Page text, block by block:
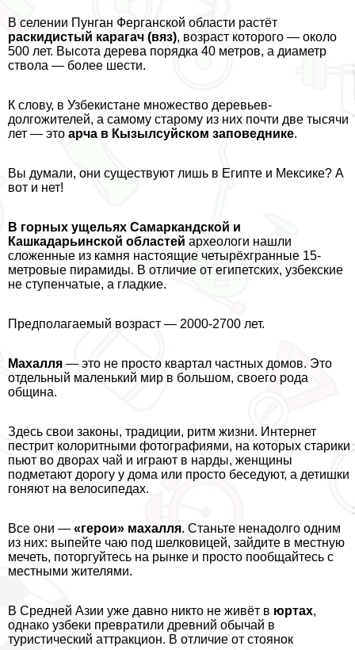
В селении Пунган Ферганской области растёт
раскидистый карагач (вяз), возраст которого — около
500 лет. Высота дерева порядка 40 метров, а диаметр
ствола — более шести.
К слову, в Узбекистане множество деревьев-
долгожителей, а самому старому из них почти две тысячи
лет — это арча в Кызылсуйском заповеднике.
Вы думали, они существуют лишь в Египте и Мексике? А
вот и нет!
В горных ущельях Самаркандской и
Кашкадарьинской областей археологи нашли
сложенные из камня настоящие четырёхгранные 15-
метровые пирамиды. В отличие от египетских, узбекские
не ступенчатые, а гладкие.
Предполагаемый возраст — 2000-2700 лет.
Махалля — это не просто квартал частных домов. Это
отдельный маленький мир в большом, своего рода
община.
Здесь свои законы, традиции, ритм жизни. Интернет
пестрит колоритными фотографиями, на которых старики
пьют во дворах чай и играют в нарды, женщины
подметают дорогу у дома или просто беседуют, а детишки
гоняют на велосипедах.
Все они — «герои» махалля. Станьте ненадолго одним
из них: выпейте чаю под шелковицей, зайдите в местную
мечеть, поторгуйтесь на рынке и просто пообщайтесь с
местными жителями.
В Средней Азии уже давно никто не живёт в юртах,
однако узбеки превратили древний обычай в
туристический аттpaкцион. В отличие от стоянок